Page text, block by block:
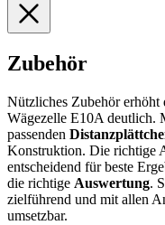
Zubehör
Nützliches Zubehör erhöht
Wägezelle E10A deutlich.
passenden
Konstruktion. Die richtige
entscheidend für beste
die richtige Auswertung.
zielführend und mit allen
umsetzbar.